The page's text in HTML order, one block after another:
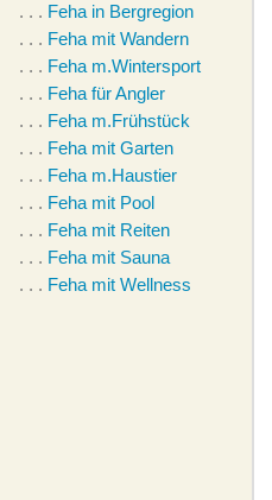
. . . Feha in Bergregion
. . . Feha mit Wandern
. . . Feha m.Wintersport
. . . Feha für Angler
. . . Feha m.Frühstück
. . . Feha mit Garten
. . . Feha m.Haustier
. . . Feha mit Pool
. . . Feha mit Reiten
. . . Feha mit Sauna
. . . Feha mit Wellness